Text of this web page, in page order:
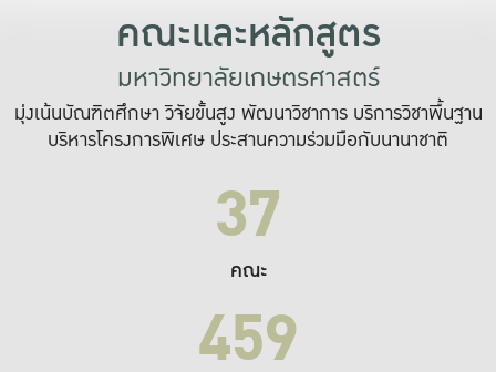
คณะและหลักสูตร
มหาวิทยาลัยเกษตรศาสตร์
มุ่งเน้นบัณฑิตศึกษา วิจัยขั้นสูง พัฒนาวิชาการ บริการวิชาพื้นฐาน
บริหารโครงการพิเศษ ประสานความร่วมมือกับนานาชาติ
37
คณะ
459